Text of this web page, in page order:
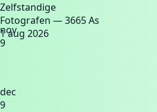
nov
9
dec
9
Zelfstandige
Fotografen — 3665 As
1 aug 2026